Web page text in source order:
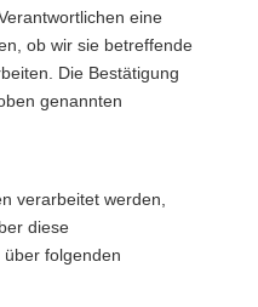
eine
ob wir sie betreffende
Die Bestätigung
genannten
verarbeitet werden,
diese
folgenden